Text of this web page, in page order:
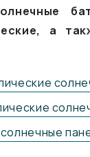
а